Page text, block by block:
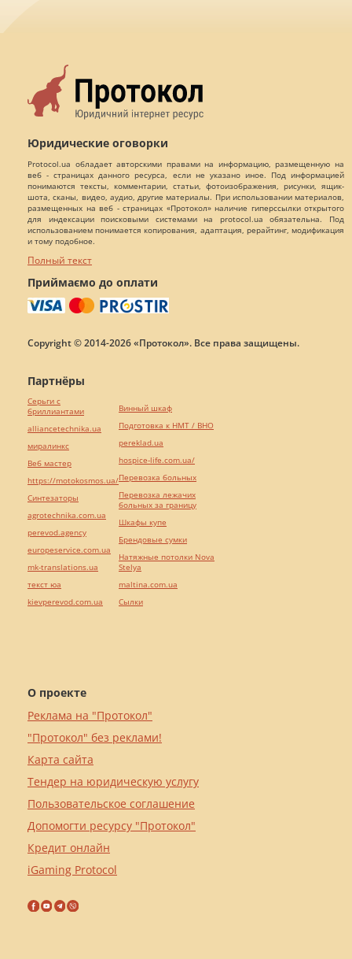
Юридические оговорки
Protocol.ua обладает авторскими правами на информацию, размещенную на
веб - страницах данного ресурса, если не указано иное. Под информацией
понимаются тексты, комментарии, статьи, фотоизображения, рисунки, ящик-
шота, сканы, видео, аудио, другие материалы. При использовании материалов,
размещенных на веб - страницах «Протокол» наличие гиперссылки открытого
для индексации поисковыми системами на protocol.ua обязательна. Под
использованием понимается копирования, адаптация, рерайтинг, модификация
и тому подобное.
Полный текст
Приймаємо до оплати
Copyright © 2014-2026 «Протокол». Все права защищены.
О проекте
Реклама на "Протокол"
"Протокол" без реклами!
Карта сайта
Тендер на юридическую услугу
Пользовательское соглашение
Допомогти ресурсу "Протокол"
Кредит онлайн
iGaming Protocol
Партнёры
Серьги с
бриллиантами
alliancetechnika.ua
миралинкс
Веб мастер
https://motokosmos.ua/
Синтезаторы
agrotechnika.com.ua
perevod.agency
europeservice.com.ua
mk-translations.ua
текст юа
kievperevod.com.ua
Винный шкаф
Подготовка к НМТ / ВНО
pereklad.ua
hospice-life.com.ua/
Перевозка больных
Перевозка лежачих
больных за границу
Шкафы купе
Брендовые сумки
Натяжные потолки Nova
Stelya
maltina.com.ua
Cылки